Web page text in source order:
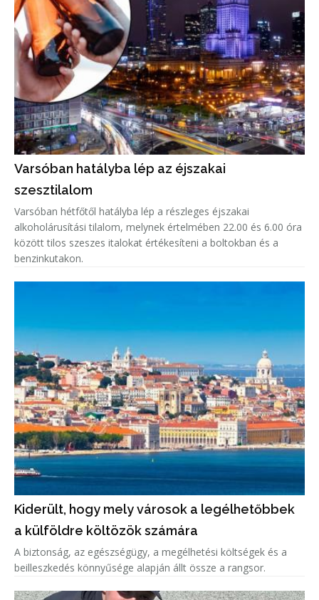
Varsóban hatályba lép az éjszakai
szesztilalom
Varsóban hétfőtől hatályba lép a részleges éjszakai
alkoholárusítási tilalom, melynek értelmében 22.00 és 6.00 óra
között tilos szeszes italokat értékesíteni a boltokban és a
benzinkutakon.
Kiderült, hogy mely városok a legélhetőbbek
a külföldre költözök számára
A biztonság, az egészségügy, a megélhetési költségek és a
beilleszkedés könnyűsége alapján állt össze a rangsor.